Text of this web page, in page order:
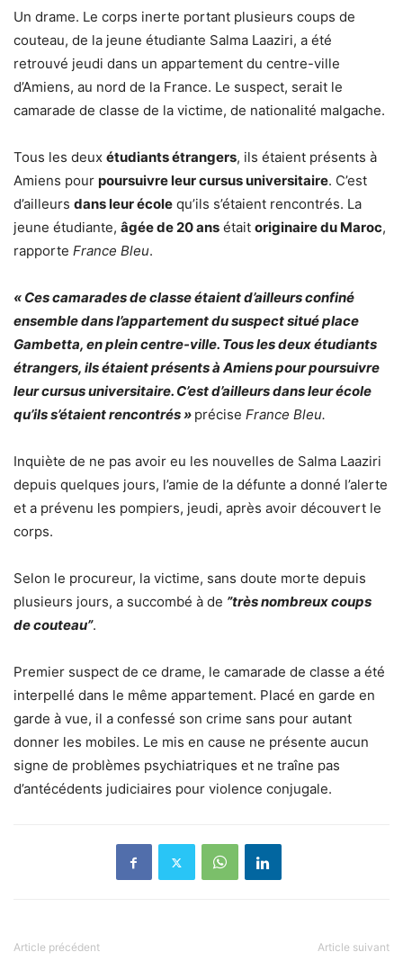
Un drame. Le corps inerte portant plusieurs coups de
couteau, de la jeune étudiante Salma Laaziri, a été
retrouvé jeudi dans un appartement du centre-ville
d’Amiens, au nord de la France. Le suspect, serait le
camarade de classe de la victime, de nationalité malgache.
Tous les deux étudiants étrangers, ils étaient présents à
Amiens pour poursuivre leur cursus universitaire. C’est
d’ailleurs dans leur école qu’ils s’étaient rencontrés. La
jeune étudiante, âgée de 20 ans était originaire du Maroc,
rapporte France Bleu.
« Ces camarades de classe étaient d’ailleurs confiné
ensemble dans l’appartement du suspect situé place
Gambetta, en plein centre-ville. Tous les deux étudiants
étrangers, ils étaient présents à Amiens pour poursuivre
leur cursus universitaire. C’est d’ailleurs dans leur école
qu’ils s’étaient rencontrés » précise France Bleu.
Inquiète de ne pas avoir eu les nouvelles de Salma Laaziri
depuis quelques jours, l’amie de la défunte a donné l’alerte
et a prévenu les pompiers, jeudi, après avoir découvert le
corps.
Selon le procureur, la victime, sans doute morte depuis
plusieurs jours, a succombé à de ”très nombreux coups
de couteau”.
Premier suspect de ce drame, le camarade de classe a été
interpellé dans le même appartement. Placé en garde en
garde à vue, il a confessé son crime sans pour autant
donner les mobiles. Le mis en cause ne présente aucun
signe de problèmes psychiatriques et ne traîne pas
d’antécédents judiciaires pour violence conjugale.
Article précédent Article suivant